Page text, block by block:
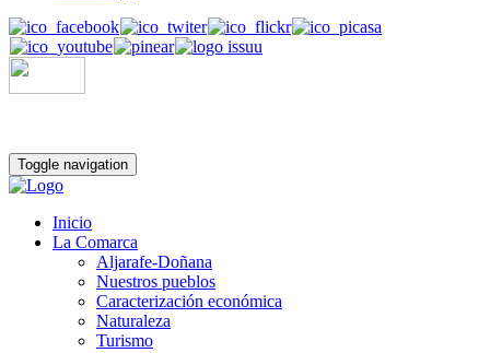
Toggle navigation
Inicio
La Comarca
Aljarafe-Doñana
Nuestros pueblos
Caracterización económica
Naturaleza
Turismo